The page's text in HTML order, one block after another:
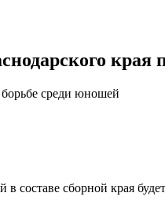
среди юношей
составе сборной края